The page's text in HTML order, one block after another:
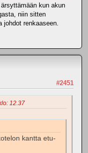
kun akun
niin sitten
renkaaseen.
#2451
12.37
kantta etu-